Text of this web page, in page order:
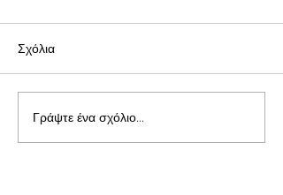
Σχόλια
Γράψτε ένα σχόλιο...